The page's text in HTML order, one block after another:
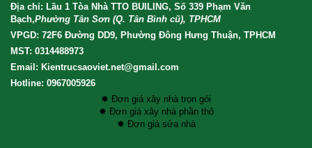
Địa chỉ: Lầu 1 Tòa Nhà TTO BUILING, Số 339 Phạm Văn
Bạch,Phường Tân Sơn (Q. Tân Bình cũ), TPHCM
VPGD: 72F6 Đường DD9, Phường Đông Hưng Thuận, TPHCM
MST: 0314488973
Email: Kientrucsaoviet.net@gmail.com
Hotline: 0967005926
✸ Đơn giá xây nhà trọn gói
✸ Đơn giá xây nhà phần thô
✸ Đơn giá sửa nhà